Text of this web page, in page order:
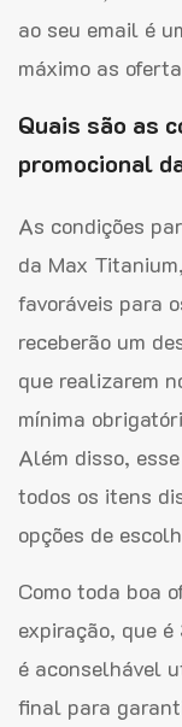
ao seu email é
máximo as
Quais são as
promocional
As condições
da Max
favoráveis para
receberão um
que realizarem
mínima
Além disso,
todos os itens
opções de
Como toda boa
expiração, que
é aconselhável
final para